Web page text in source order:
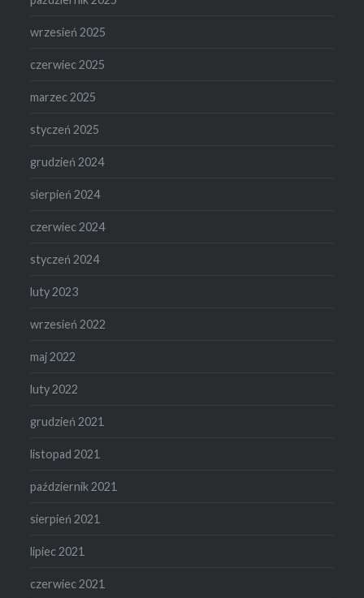
wrzesień 2025
czerwiec 2025
marzec 2025
styczeń 2025
grudzień 2024
sierpień 2024
czerwiec 2024
styczeń 2024
luty 2023
wrzesień 2022
maj 2022
luty 2022
grudzień 2021
listopad 2021
październik 2021
sierpień 2021
lipiec 2021
czerwiec 2021